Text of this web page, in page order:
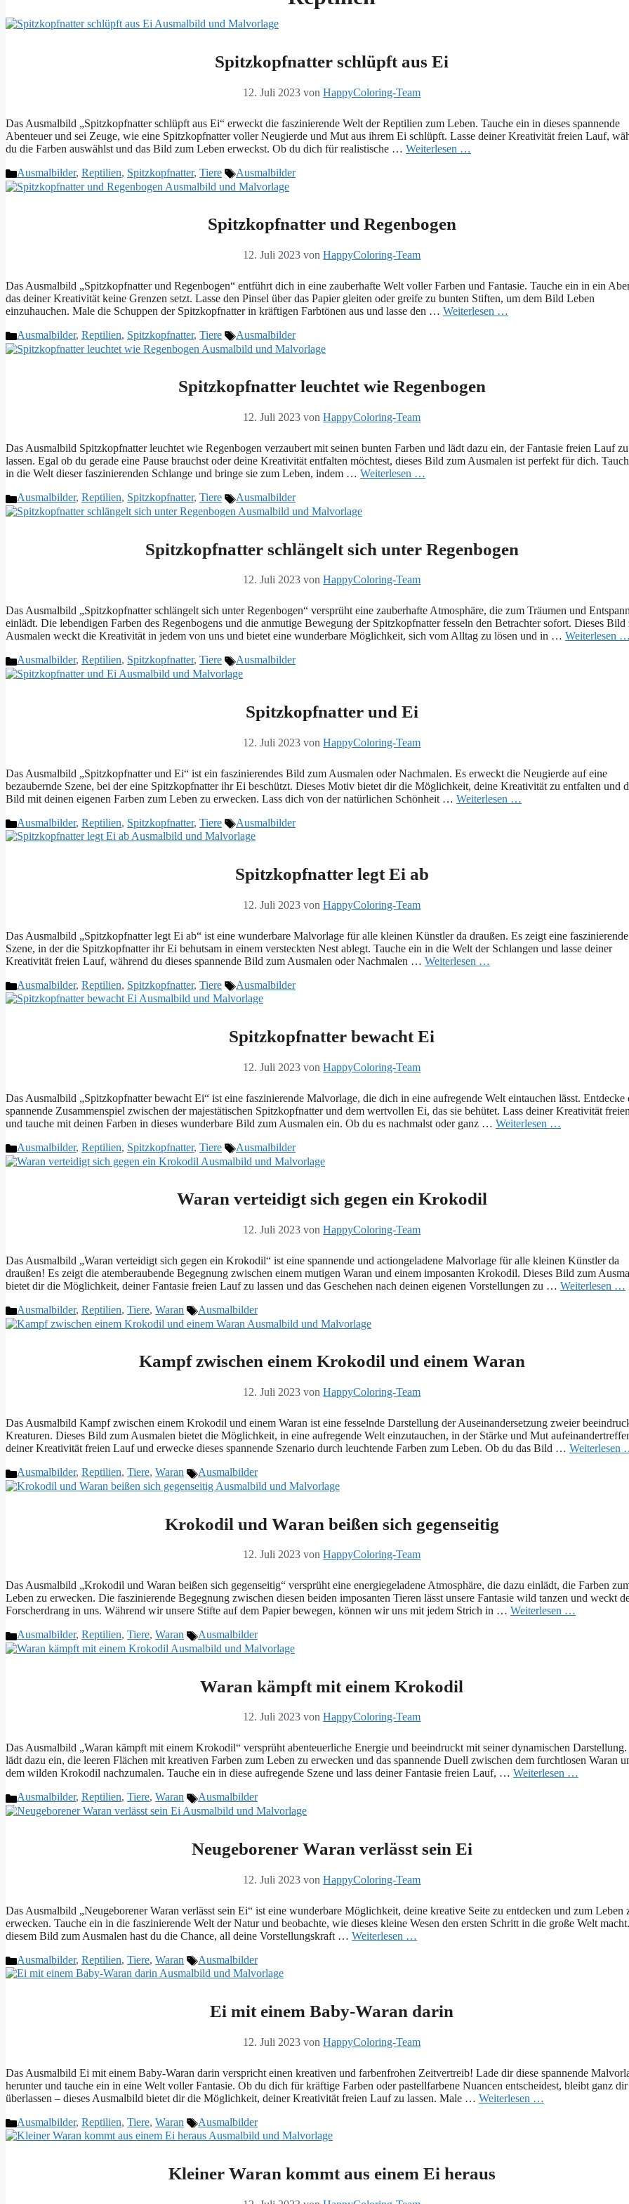
Spitzkopfnatter schlüpft aus Ei
12. Juli 2023 vonHappyColoring-Team
Das Ausmalbild „Spitzkopfnatter schlüpft aus Ei“ erweckt die faszinierende Welt der Reptilien zum Leben. Tauche ein in dieses spannende
Abenteuer und sei Zeuge, wie eine Spitzkopfnatter voller Neugierde und Mut aus ihrem Ei schlüpft. Lasse deiner Kreativität freien Lauf,
du die Farben auswählst und das Bild zum Leben erweckst. Ob du dich für realistische … Weiterlesen …
Kategorien
Ausmalbilder, Reptilien, Spitzkopfnatter, Tiere Schlagwörter
Ausmalbilder
Spitzkopfnatter und Regenbogen
12. Juli 2023 vonHappyColoring-Team
Das Ausmalbild „Spitzkopfnatter und Regenbogen“ entführt dich in eine zauberhafte Welt voller Farben und Fantasie. Tauche ein in ein
das deiner Kreativität keine Grenzen setzt. Lasse den Pinsel über das Papier gleiten oder greife zu bunten Stiften, um dem Bild Leben
einzuhauchen. Male die Schuppen der Spitzkopfnatter in kräftigen Farbtönen aus und lasse den … Weiterlesen …
Kategorien
Ausmalbilder, Reptilien, Spitzkopfnatter, Tiere Schlagwörter
Ausmalbilder
Spitzkopfnatter leuchtet wie Regenbogen
12. Juli 2023 vonHappyColoring-Team
Das Ausmalbild Spitzkopfnatter leuchtet wie Regenbogen verzaubert mit seinen bunten Farben und lädt dazu ein, der Fantasie freien Lauf zu
lassen. Egal ob du gerade eine Pause brauchst oder deine Kreativität entfalten möchtest, dieses Bild zum Ausmalen ist perfekt für dich.
in die Welt dieser faszinierenden Schlange und bringe sie zum Leben, indem … Weiterlesen …
Kategorien
Ausmalbilder, Reptilien, Spitzkopfnatter, Tiere Schlagwörter
Ausmalbilder
Spitzkopfnatter schlängelt sich unter Regenbogen
12. Juli 2023 vonHappyColoring-Team
Das Ausmalbild „Spitzkopfnatter schlängelt sich unter Regenbogen“ versprüht eine zauberhafte Atmosphäre, die zum Träumen und
einlädt. Die lebendigen Farben des Regenbogens und die anmutige Bewegung der Spitzkopfnatter fesseln den Betrachter sofort. Dieses Bild
Ausmalen weckt die Kreativität in jedem von uns und bietet eine wunderbare Möglichkeit, sich vom Alltag zu lösen und in … Weiterlesen …
Kategorien
Ausmalbilder, Reptilien, Spitzkopfnatter, Tiere Schlagwörter
Ausmalbilder
Spitzkopfnatter und Ei
12. Juli 2023 vonHappyColoring-Team
Das Ausmalbild „Spitzkopfnatter und Ei“ ist ein faszinierendes Bild zum Ausmalen oder Nachmalen. Es erweckt die Neugierde auf eine
bezaubernde Szene, bei der eine Spitzkopfnatter ihr Ei beschützt. Dieses Motiv bietet dir die Möglichkeit, deine Kreativität zu entfalten und
Bild mit deinen eigenen Farben zum Leben zu erwecken. Lass dich von der natürlichen Schönheit … Weiterlesen …
Kategorien
Ausmalbilder, Reptilien, Spitzkopfnatter, Tiere Schlagwörter
Ausmalbilder
Spitzkopfnatter legt Ei ab
12. Juli 2023 vonHappyColoring-Team
Das Ausmalbild „Spitzkopfnatter legt Ei ab“ ist eine wunderbare Malvorlage für alle kleinen Künstler da draußen. Es zeigt eine faszinierende
Szene, in der die Spitzkopfnatter ihr Ei behutsam in einem versteckten Nest ablegt. Tauche ein in die Welt der Schlangen und lasse deiner
Kreativität freien Lauf, während du dieses spannende Bild zum Ausmalen oder Nachmalen … Weiterlesen …
Kategorien
Ausmalbilder, Reptilien, Spitzkopfnatter, Tiere Schlagwörter
Ausmalbilder
Spitzkopfnatter bewacht Ei
12. Juli 2023 vonHappyColoring-Team
Das Ausmalbild „Spitzkopfnatter bewacht Ei“ ist eine faszinierende Malvorlage, die dich in eine aufregende Welt eintauchen lässt. Entdecke
spannende Zusammenspiel zwischen der majestätischen Spitzkopfnatter und dem wertvollen Ei, das sie behütet. Lass deiner Kreativität
und tauche mit deinen Farben in dieses wunderbare Bild zum Ausmalen ein. Ob du es nachmalst oder ganz … Weiterlesen …
Kategorien
Ausmalbilder, Reptilien, Spitzkopfnatter, Tiere Schlagwörter
Ausmalbilder
Waran verteidigt sich gegen ein Krokodil
12. Juli 2023 vonHappyColoring-Team
Das Ausmalbild „Waran verteidigt sich gegen ein Krokodil“ ist eine spannende und actiongeladene Malvorlage für alle kleinen Künstler da
draußen! Es zeigt die atemberaubende Begegnung zwischen einem mutigen Waran und einem imposanten Krokodil. Dieses Bild zum
bietet dir die Möglichkeit, deiner Fantasie freien Lauf zu lassen und das Geschehen nach deinen eigenen Vorstellungen zu … Weiterlesen …
Kategorien
Ausmalbilder, Reptilien, Tiere, Waran Schlagwörter
Ausmalbilder
Kampf zwischen einem Krokodil und einem Waran
12. Juli 2023 vonHappyColoring-Team
Das Ausmalbild Kampf zwischen einem Krokodil und einem Waran ist eine fesselnde Darstellung der Auseinandersetzung zweier
Kreaturen. Dieses Bild zum Ausmalen bietet die Möglichkeit, in eine aufregende Welt einzutauchen, in der Stärke und Mut
deiner Kreativität freien Lauf und erwecke dieses spannende Szenario durch leuchtende Farben zum Leben. Ob du das Bild … Weiterlesen
Kategorien
Ausmalbilder, Reptilien, Tiere, Waran Schlagwörter
Ausmalbilder
Krokodil und Waran beißen sich gegenseitig
12. Juli 2023 vonHappyColoring-Team
Das Ausmalbild „Krokodil und Waran beißen sich gegenseitig“ versprüht eine energiegeladene Atmosphäre, die dazu einlädt, die Farben
Leben zu erwecken. Die faszinierende Begegnung zwischen diesen beiden imposanten Tieren lässt unsere Fantasie wild tanzen und weckt
Forscherdrang in uns. Während wir unsere Stifte auf dem Papier bewegen, können wir uns mit jedem Strich in … Weiterlesen …
Kategorien
Ausmalbilder, Reptilien, Tiere, Waran Schlagwörter
Ausmalbilder
Waran kämpft mit einem Krokodil
12. Juli 2023 vonHappyColoring-Team
Das Ausmalbild „Waran kämpft mit einem Krokodil“ versprüht abenteuerliche Energie und beeindruckt mit seiner dynamischen Darstellung.
lädt dazu ein, die leeren Flächen mit kreativen Farben zum Leben zu erwecken und das spannende Duell zwischen dem furchtlosen Waran
dem wilden Krokodil nachzumalen. Tauche ein in diese aufregende Szene und lass deiner Fantasie freien Lauf, … Weiterlesen …
Kategorien
Ausmalbilder, Reptilien, Tiere, Waran Schlagwörter
Ausmalbilder
Neugeborener Waran verlässt sein Ei
12. Juli 2023 vonHappyColoring-Team
Das Ausmalbild „Neugeborener Waran verlässt sein Ei“ ist eine wunderbare Möglichkeit, deine kreative Seite zu entdecken und zum Leben
erwecken. Tauche ein in die faszinierende Welt der Natur und beobachte, wie dieses kleine Wesen den ersten Schritt in die große Welt
diesem Bild zum Ausmalen hast du die Chance, all deine Vorstellungskraft … Weiterlesen …
Kategorien
Ausmalbilder, Reptilien, Tiere, Waran Schlagwörter
Ausmalbilder
Ei mit einem Baby-Waran darin
12. Juli 2023 vonHappyColoring-Team
Das Ausmalbild Ei mit einem Baby-Waran darin verspricht einen kreativen und farbenfrohen Zeitvertreib! Lade dir diese spannende
herunter und tauche ein in eine Welt voller Fantasie. Ob du dich für kräftige Farben oder pastellfarbene Nuancen entscheidest, bleibt ganz dir
überlassen – dieses Ausmalbild bietet dir die Möglichkeit, deiner Kreativität freien Lauf zu lassen. Male … Weiterlesen …
Kategorien
Ausmalbilder, Reptilien, Tiere, Waran Schlagwörter
Ausmalbilder
Kleiner Waran kommt aus einem Ei heraus